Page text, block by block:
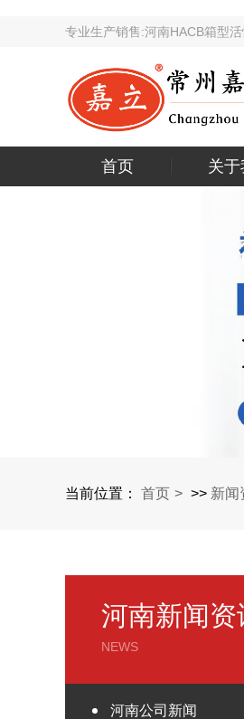
专业生产销售:河南HACB箱
首页 关于
当前位置： 首页 >> 新闻
河南新闻资
NEWS
河南公司新闻